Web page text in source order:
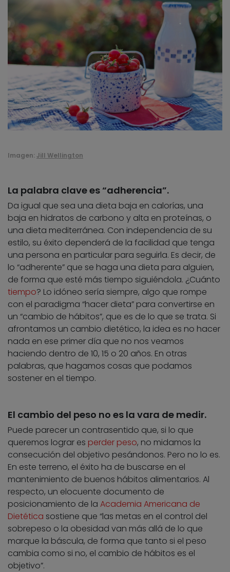
Imagen: Jill Wellington
La palabra clave es “adherencia”.
Da igual que sea una dieta baja en calorías, una
baja en hidratos de carbono y alta en proteínas, o
una dieta mediterránea. Con independencia de su
estilo, su éxito dependerá de la facilidad que tenga
una persona en particular para seguirla. Es decir, de
lo “adherente” que se haga una dieta para alguien,
de forma que esté más tiempo siguiéndola. ¿Cuánto
tiempo? Lo idóneo sería siempre, algo que rompe
con el paradigma “hacer dieta” para convertirse en
un “cambio de hábitos”, que es de lo que se trata. Si
afrontamos un cambio dietético, la idea es no hacer
nada en ese primer día que no nos veamos
haciendo dentro de 10, 15 o 20 años. En otras
palabras, que hagamos cosas que podamos
sostener en el tiempo.
El cambio del peso no es la vara de medir.
Puede parecer un contrasentido que, si lo que
queremos lograr es perder peso, no midamos la
consecución del objetivo pesándonos. Pero no lo es.
En este terreno, el éxito ha de buscarse en el
mantenimiento de buenos hábitos alimentarios. Al
respecto, un elocuente documento de
posicionamiento de la Academia Americana de
Dietética sostiene que “las metas en el control del
sobrepeso o la obesidad van más allá de lo que
marque la báscula, de forma que tanto si el peso
cambia como si no, el cambio de hábitos es el
objetivo”.